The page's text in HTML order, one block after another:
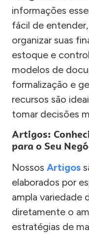
informações
fácil de
organizar suas
estoque e
modelos de
formalização e
recursos são
tomar decisões
Artigos:
para o Seu
Nossos Artigos
elaborados por
ampla variedade
diretamente o
estratégias de